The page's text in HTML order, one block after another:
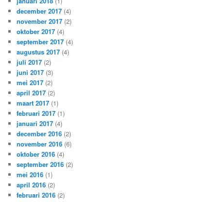
december 2017 (4)
november 2017 (2)
oktober 2017 (4)
september 2017 (4)
augustus 2017 (4)
juli 2017 (2)
juni 2017 (3)
mei 2017 (2)
april 2017 (2)
maart 2017 (1)
februari 2017 (1)
januari 2017 (4)
december 2016 (2)
november 2016 (6)
oktober 2016 (4)
september 2016 (2)
mei 2016 (1)
april 2016 (2)
februari 2016 (2)